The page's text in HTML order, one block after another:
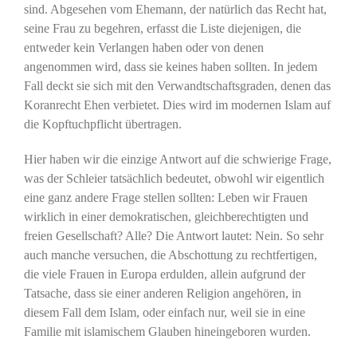
sind. Abgesehen vom Ehemann, der natürlich das Recht hat,
seine Frau zu begehren, erfasst die Liste diejenigen, die
entweder kein Verlangen haben oder von denen
angenommen wird, dass sie keines haben sollten. In jedem
Fall deckt sie sich mit den Verwandtschaftsgraden, denen das
Koranrecht Ehen verbietet. Dies wird im modernen Islam auf
die Kopftuchpflicht übertragen.
Hier haben wir die einzige Antwort auf die schwierige Frage,
was der Schleier tatsächlich bedeutet, obwohl wir eigentlich
eine ganz andere Frage stellen sollten: Leben wir Frauen
wirklich in einer demokratischen, gleichberechtigten und
freien Gesellschaft? Alle? Die Antwort lautet: Nein. So sehr
auch manche versuchen, die Abschottung zu rechtfertigen,
die viele Frauen in Europa erdulden, allein aufgrund der
Tatsache, dass sie einer anderen Religion angehören, in
diesem Fall dem Islam, oder einfach nur, weil sie in eine
Familie mit islamischem Glauben hineingeboren wurden.